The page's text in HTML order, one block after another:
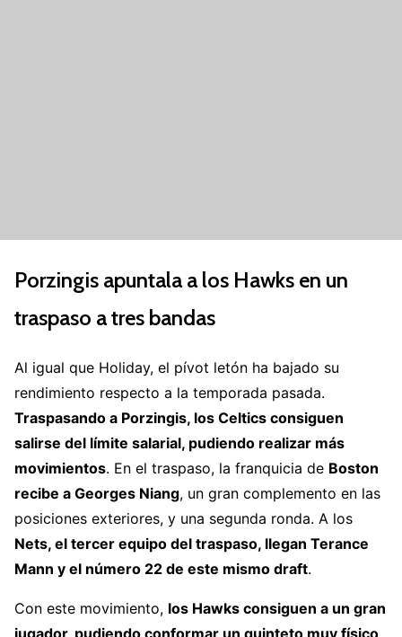
Porzingis apuntala a los Hawks en un
traspaso a tres bandas
Al igual que Holiday, el pívot letón ha bajado su
rendimiento respecto a la temporada pasada.
Traspasando a Porzingis, los Celtics consiguen
salirse del límite salarial, pudiendo realizar más
movimientos. En el traspaso, la franquicia de Boston
recibe a Georges Niang, un gran complemento en las
posiciones exteriores, y una segunda ronda. A los
Nets, el tercer equipo del traspaso, llegan Terance
Mann y el número 22 de este mismo draft.
Con este movimiento, los Hawks consiguen a un gran
jugador, pudiendo conformar un quinteto muy físico,